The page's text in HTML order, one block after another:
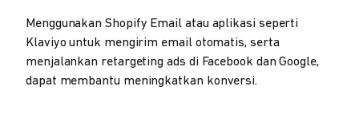
Menggunakan Shopify Email atau aplikasi seperti
Klaviyo untuk mengirim email otomatis, serta
menjalankan retargeting ads di Facebook dan Google,
dapat membantu meningkatkan konversi.